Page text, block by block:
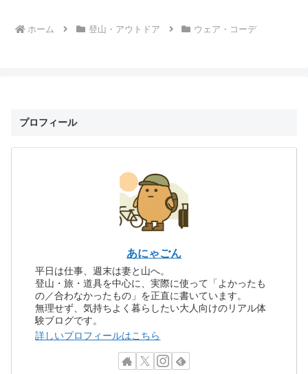
ホーム 登山・アウトドア ウェア・コーデ
プロフィール
あにゃごん
平日は仕事、週末は妻と山へ。
登山・旅・道具を中心に、実際に使って「よかったも
の／合わなかったもの」を正直に書いています。
無理せず、気持ちよく暮らしたい大人向けのリアル体
験ブログです。
詳しいプロフィールはこちら